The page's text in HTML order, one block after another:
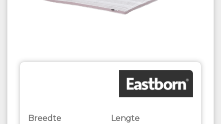
Breedte Lengte